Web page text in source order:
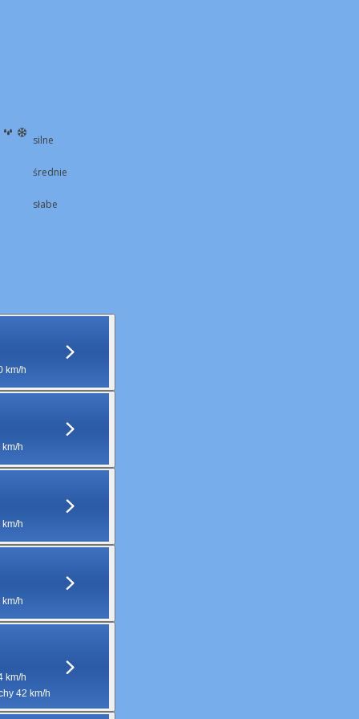
silne
średnie
słabe
km/h
km/h
km/h
km/h
km/h
42 km/h